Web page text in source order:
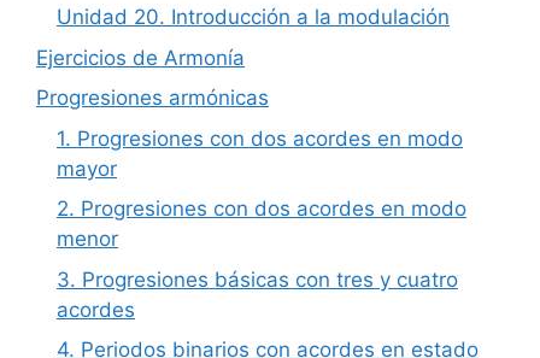
Unidad 20. Introducción a la modulación
Ejercicios de Armonía
Progresiones armónicas
1. Progresiones con dos acordes en modo
mayor
2. Progresiones con dos acordes en modo
menor
3. Progresiones básicas con tres y cuatro
acordes
4. Periodos binarios con acordes en estado